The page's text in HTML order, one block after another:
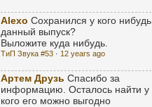
Alexo Сохранился у кого нибудь
данный выпуск?
Выложите куда нибудь.
ТиП Звука #53 · 12 years ago
Артем Друзь Спасибо за
информацию. Осталось найти у
кого его можно выгодно